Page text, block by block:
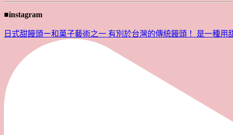
■instagram
日式甜饅頭ー和菓子藝術之一 有別於台灣的傳統饅頭！ 是一種